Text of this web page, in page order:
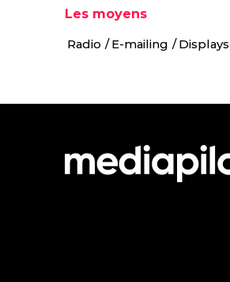
Les moyens
Radio
E-mailing